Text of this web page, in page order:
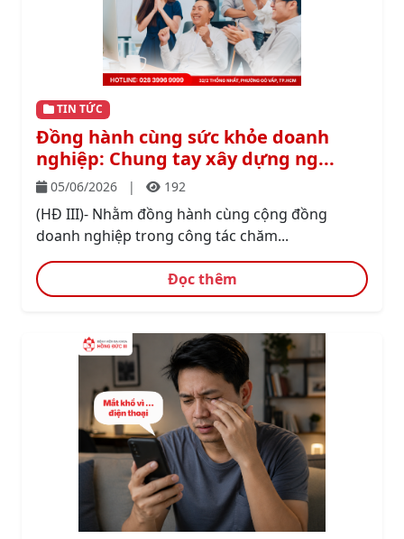
TIN TỨC
Đồng hành cùng sức khỏe doanh
nghiệp: Chung tay xây dựng ng...
05/06/2026 | 192
(HĐ III)- Nhằm đồng hành cùng cộng đồng
doanh nghiệp trong công tác chăm...
Đọc thêm